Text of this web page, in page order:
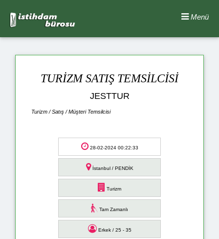
Menü
TURİZM SATIŞ TEMSİLCİSİ
JESTTUR
Turizm / Satış / Müşteri Temsilcisi
28-02-2024 00:22:33
İstanbul / PENDİK
Turizm
Tam Zamanlı
Erkek / 25 - 35